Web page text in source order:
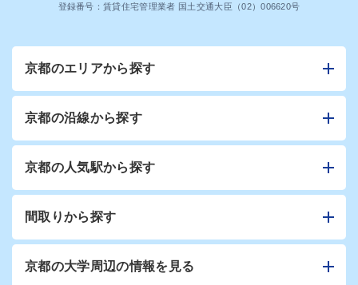
登録番号：賃貸住宅管理業者 国土交通大臣（02）006620号
京都のエリアから探す
京都の沿線から探す
京都の人気駅から探す
間取りから探す
京都の大学周辺の情報を見る